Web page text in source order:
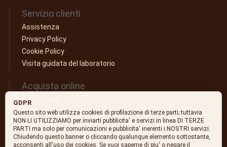
Servizio clienti
Assistenza
Privacy Policy
Cookie Policy
Visita guidata del laboratorio
Acquista online
Pasticceria
Carrello
I tuoi ordini
SEGUICI SUI SOCIAL
GDPR
Questo sito web utilizza cookies di profilazione di terze parti; tuttavia
NON LI UTILIZZIAMO per inviarti pubblicita' e servizi in linea DI TERZE
PARTI ma solo per comunicazioni e pubblicita' inerenti i NOSTRI servizi.
Chiudendo questo banner o cliccando qualunque elemento sottostante,
acconsenti all'uso dei cookies. Se vuoi saperne di piu' o negare il